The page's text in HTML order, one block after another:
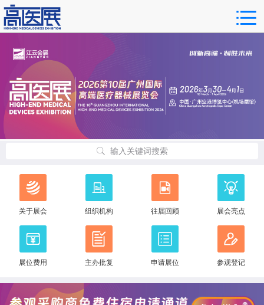
输入关键词搜索
关于展会 组织机构 往届回顾 展会亮点
展位费用 主办批复 申请展位 参观登记